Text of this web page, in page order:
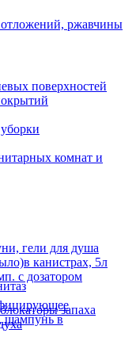
отложений, ржавчины
поверхностей
комнат и
гели для душа
канистрах, 5л
с дозатором
шампунь в
запаха